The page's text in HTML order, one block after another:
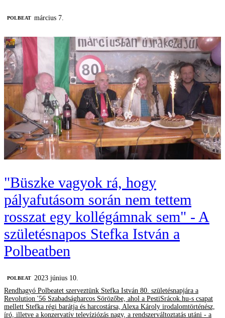
‎POLBEAT március 7.
"Büszke vagyok rá, hogy
pályafutásom során nem tettem
rosszat egy kollégámnak sem" - A
születésnapos Stefka István a
Polbeatben
‎POLBEAT
2023 június 10.
Rendhagyó Polbeatet szerveztünk Stefka István 80. születésnapjára a
Revolution '56 Szabadságharcos Sörözőbe, ahol a PestiSrácok.hu-s csapat
mellett Stefka régi barátja és harcostársa, Alexa Károly irodalomtörténész,
író, illetve a konzervatív televíziózás nagy, a rendszerváltoztatás utáni - a